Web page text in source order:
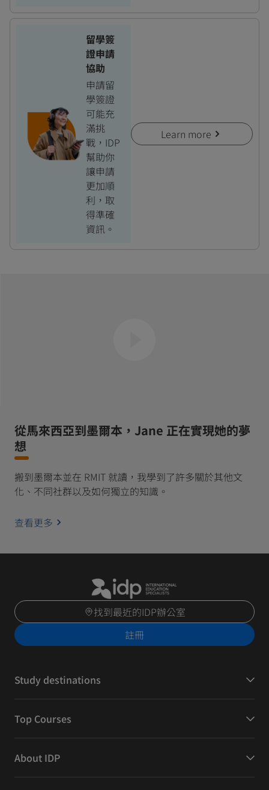
留學簽
證申請
協助
申請留
學簽證
可能充
滿挑
戰，IDP
幫助你
讓申請
更加順
利，取
得準確
資訊。
Learn more
從馬來西亞到墨爾本，Jane 正在實現她的夢
想
搬到墨爾本並在 RMIT 就讀，我學到了許多關於其他文
化、不同社群以及如何獨立的知識。
查看更多
找到最近的IDP辦公室
註冊
Study destinations
Top Courses
About IDP